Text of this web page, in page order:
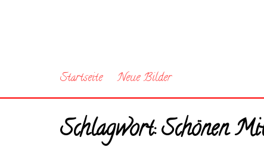
Startseite Neue Bilder
Schlagwort:Schönen